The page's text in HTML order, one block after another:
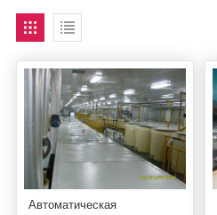
Автоматическая